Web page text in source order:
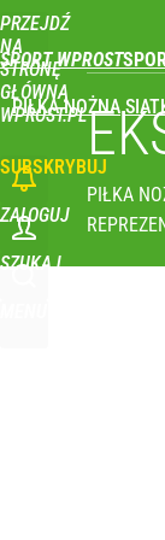
PRZEJDŹ
NA
STRONĘ
GŁÓWNĄ
WPROST.PL
SPORT WPROST
PIŁKA NOŻNA
SUBSKRYBUJ
ZALOGUJ
SZUKAJ
Co za
dodaj
PIŁKA